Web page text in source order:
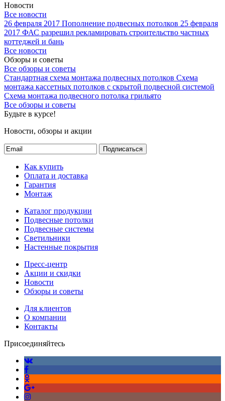
Новости
Все новости
26 февраля 2017 Пополнение подвесных потолков 25 февраля
2017 ФАС разрешил рекламировать строительство частных
коттеджей и бань
Все новости
Обзоры и советы
Все обзоры и советы
Стандартная схема монтажа подвесных потолков Схема
монтажа кассетных потолков с скрытой подвесной системой
Схема монтажа подвесного потолка грильято
Все обзоры и советы
Будьте в курсе!
Новости, обзоры и акции
Подписаться
Как купить
Оплата и доставка
Гарантия
Монтаж
Каталог продукции
Подвесные потолки
Подвесные системы
Светильники
Настенные покрытия
Пресс-центр
Акции и скидки
Новости
Обзоры и советы
Для клиентов
О компании
Контакты
Присоединяйтесь